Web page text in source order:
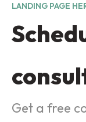
LANDING PAGE
Get a free